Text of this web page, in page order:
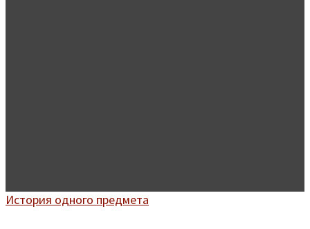
История одного предмета